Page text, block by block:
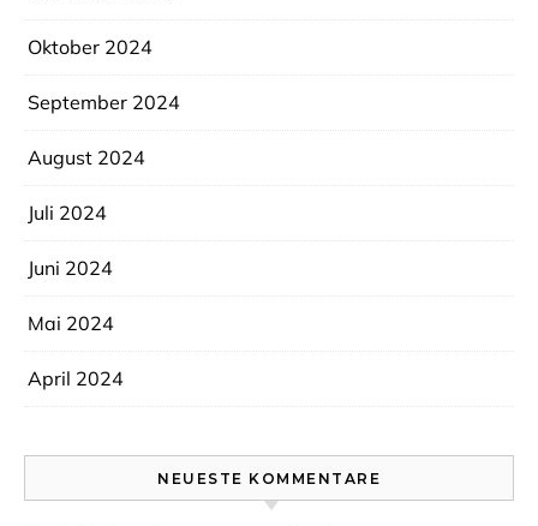
Oktober 2024
September 2024
August 2024
Juli 2024
Juni 2024
Mai 2024
April 2024
NEUESTE KOMMENTARE